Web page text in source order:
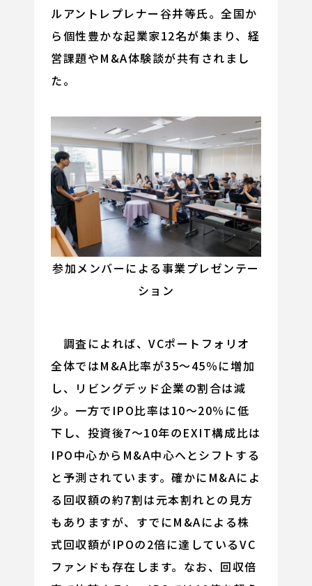
ルアントレプレナー谷井等氏。全国か
ら個性豊かな起業家12名が集まり、経
営課題やM&A体験談が共有されまし
た。
参加メンバーによる事業プレゼンテー
ション
調査によれば、VCポートフォリオ
全体ではM&A比率が35～45％に増加
し、リビングデッド企業の割合は減
少。一方でIPO比率は10～20％に低
下し、投資後7～10年のEXIT構成比は
IPO中心からM&A中心へとシフトする
と予測されています。確かにM&Aによ
る回収額の約7割は元本割れとの見方
もありますが、すでにM&Aによる株
式回収額がIPOの2倍に達しているVC
ファンドも存在します。なお、回収倍